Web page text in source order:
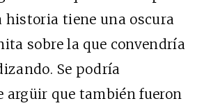
historia tiene una oscura
sobre la que convendría
Se podría
argüir que también fueron